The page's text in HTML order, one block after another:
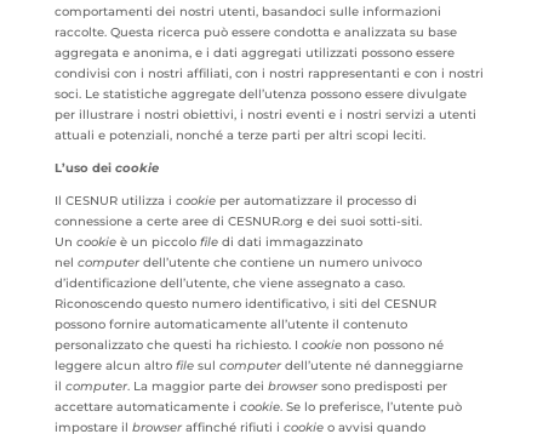
comportamenti dei nostri utenti, basandoci sulle informazioni
raccolte. Questa ricerca può essere condotta e analizzata su base
aggregata e anonima, e i dati aggregati utilizzati possono essere
condivisi con i nostri affiliati, con i nostri rappresentanti e con i nostri
soci. Le statistiche aggregate dell’utenza possono essere divulgate
per illustrare i nostri obiettivi, i nostri eventi e i nostri servizi a utenti
attuali e potenziali, nonché a terze parti per altri scopi leciti.
L’uso dei cookie
Il CESNUR utilizza i cookieper automatizzare il processo di
connessione a certe aree di CESNUR.org e dei suoi sotti-siti.
Un cookieè un piccolo filedi dati immagazzinato
nel computerdell’utente che contiene un numero univoco
d’identificazione dell’utente, che viene assegnato a caso.
Riconoscendo questo numero identificativo, i siti del CESNUR
possono fornire automaticamente all’utente il contenuto
personalizzato che questi ha richiesto. I cookienon possono né
leggere alcun altro filesul computerdell’utente né danneggiarne
il computer. La maggior parte dei browsersono predisposti per
accettare automaticamente i cookie. Se lo preferisce, l’utente può
impostare il browseraffinché rifiuti i cookieo avvisi quando